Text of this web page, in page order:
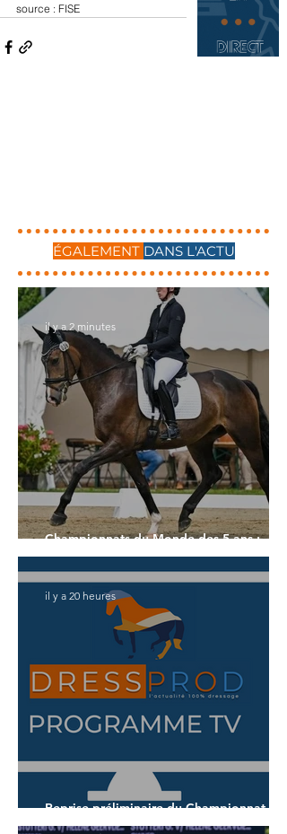
source : FISE
ÉGALEMENT DANS L'ACTU
Championnats du Monde des 5 ans :
l'Allemagne et l'Hanovrien à domicile
il y a 2 minutes
Reprise préliminaire du Championnat du
Monde des 5 ans
il y a 20 heures